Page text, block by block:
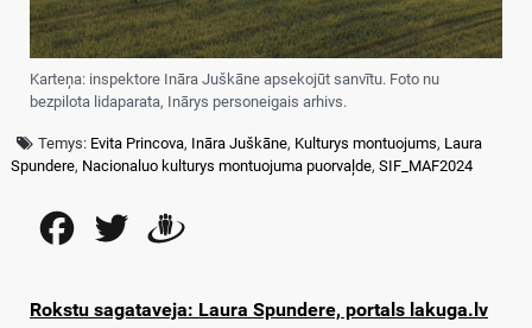
Karteņa: inspektore Ināra Juškāne apsekojūt sanvītu. Foto nu
bezpilota lidaparata, Inārys personeigais arhivs.
Temys: Evita Princova, Ināra Juškāne, Kulturys montuojums, Laura
Spundere, Nacionaluo kulturys montuojuma puorvaļde, SIF_MAF2024
FacebookTwitter
Rokstu sagataveja: Laura Spundere, portals lakuga.lv